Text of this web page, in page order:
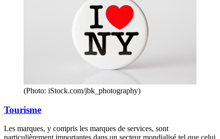
(Photo: iStock.com/jbk_photography)
Tourisme
Les marques, y compris les marques de services, sont